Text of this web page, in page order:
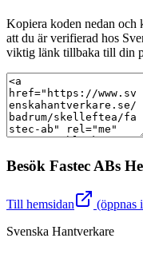
Kopiera koden nedan och
att du är verifierad hos
viktig länk tillbaka till din
Besök Fastec ABs
Till hemsidan
(öppnas
Svenska Hantverkare